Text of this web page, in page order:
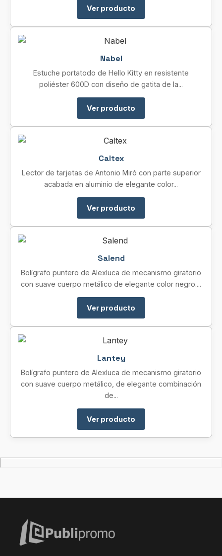
Ver producto
Nabel
Estuche portatodo de Hello Kitty en resistente
poliéster 600D con diseño de gatita de la...
Ver producto
Caltex
Lector de tarjetas de Antonio Miró con parte superior
acabada en aluminio de elegante color...
Ver producto
Salend
Bolígrafo puntero de Alexluca de mecanismo giratorio
con suave cuerpo metálico de elegante color negro....
Ver producto
Lantey
Bolígrafo puntero de Alexluca de mecanismo giratorio
con suave cuerpo metálico, de elegante combinación
de...
Ver producto